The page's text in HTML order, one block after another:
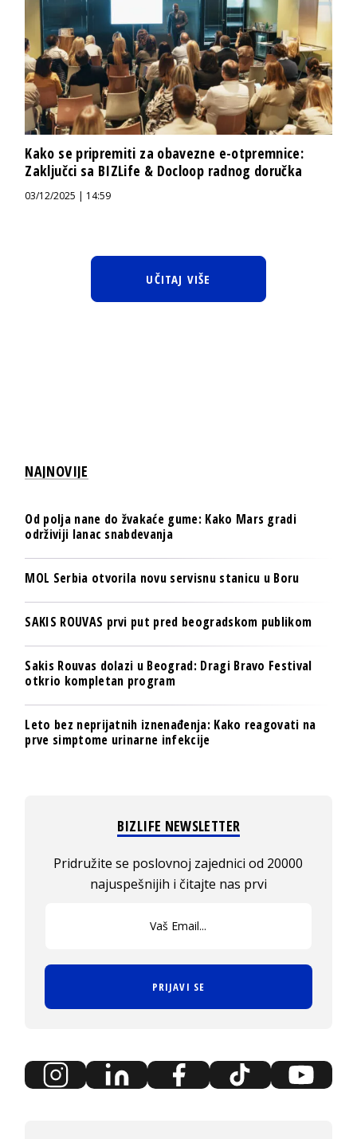
Kako se pripremiti za obavezne e-otpremnice:
Zaključci sa BIZLife & Docloop radnog doručka
03/12/2025 | 14:59
UČITAJ VIŠE
NAJNOVIJE
Od polja nane do žvakaće gume: Kako Mars gradi
održiviji lanac snabdevanja
MOL Serbia otvorila novu servisnu stanicu u Boru
SAKIS ROUVAS prvi put pred beogradskom publikom
Sakis Rouvas dolazi u Beograd: Dragi Bravo Festival
otkrio kompletan program
Leto bez neprijatnih iznenađenja: Kako reagovati na
prve simptome urinarne infekcije
BIZLIFE NEWSLETTER
Pridružite se poslovnoj zajednici od 20000
najuspešnijih i čitajte nas prvi
PRIJAVI SE